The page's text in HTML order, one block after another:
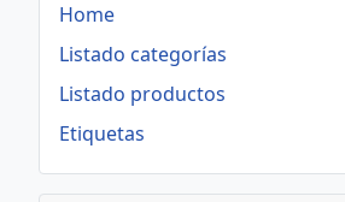
Home
Listado categorías
Listado productos
Etiquetas